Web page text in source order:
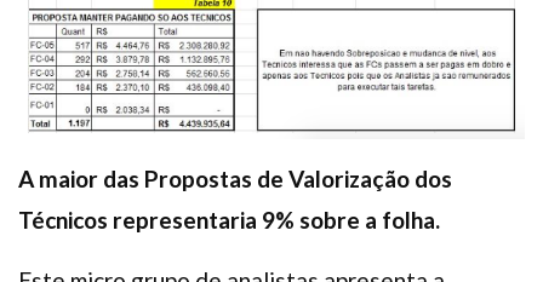
A maior das Propostas de Valorização dos
Técnicos representaria 9% sobre a folha.